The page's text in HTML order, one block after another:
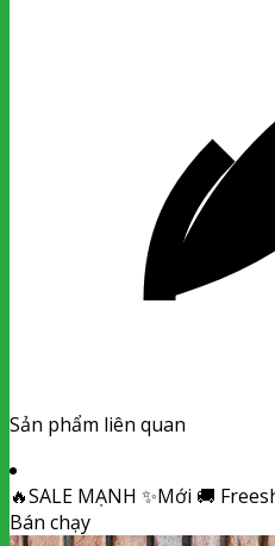
Sản phẩm liên quan
🔥SALE MẠNH ✨Mới 🚚
Bán chạy